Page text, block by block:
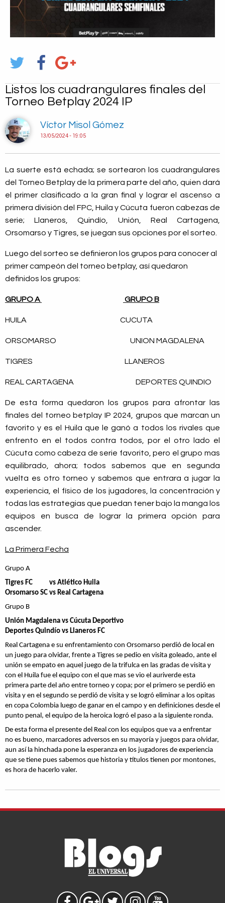
Listos los cuadrangulares finales del
Torneo Betplay 2024 IP
Víctor Misol Gómez
13/05/2024 - 19:05
La suerte está echada; se sortearon los cuadrangulares
del Torneo Betplay de la primera parte del año, quien dará
el primer clasificado a la gran final y lograr el ascenso a
primera división del FPC, Huila y Cúcuta fueron cabezas de
serie; Llaneros, Quindío, Unión, Real Cartagena,
Orsomarso y Tigres, se juegan sus opciones por el sorteo.
Luego del sorteo se definieron los grupos para conocer al
primer campeón del torneo betplay, así quedaron
definidos los grupos:
GRUPO A GRUPO B
HUILA CUCUTA
ORSOMARSO UNION MAGDALENA
TIGRES LLANEROS
REAL CARTAGENA DEPORTES QUINDIO
De esta forma quedaron los grupos para afrontar las
finales del torneo betplay IP 2024, grupos que marcan un
favorito y es el Huila que le ganó a todos los rivales que
enfrento en el todos contra todos, por el otro lado el
Cúcuta como cabeza de serie favorito, pero el grupo mas
equilibrado, ahora; todos sabemos que en segunda
vuelta es otro torneo y sabemos que entrara a jugar la
experiencia, el físico de los jugadores, la concentración y
todas las estrategias que puedan tener bajo la manga los
equipos en busca de lograr la primera opción para
ascender.
La Primera Fecha
Grupo A
Tigres FC vs Atlético Huila
Orsomarso SC vs Real Cartagena
Grupo B
Unión Magdalena vs Cúcuta Deportivo
Deportes Quindío vs Llaneros FC
Real Cartagena e su enfrentamiento con Orsomarso perdió de local en
un juego para olvidar, frente a Tigres se pedio en visita goleado, ante el
unión se empato en aquel juego de la trifulca en las gradas de visita y
con el Huila fue el equipo con el que mas se vio el auriverde esta
primera parte del año entre torneo y copa; por el primero se perdió en
visita y en el segundo se perdió de visita y se logró eliminar a los opitas
en copa Colombia luego de ganar en el campo y en definiciones desde el
punto penal, el equipo de la heroica logró el paso a la siguiente ronda.
De esta forma el presente del Real con los equipos que va a enfrentar
no es bueno, marcadores adversos en su mayoría y juegos para olvidar,
aun así la hinchada pone la esperanza en los jugadores de experiencia
que se tiene pues sabemos que historia y títulos tienen por montones,
es hora de hacerlo valer.